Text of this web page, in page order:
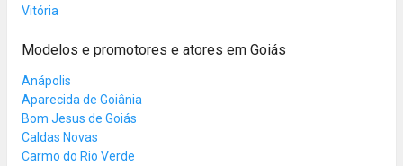
Vitória
Modelos e promotores e atores em Goiás
Anápolis
Aparecida de Goiânia
Bom Jesus de Goiás
Caldas Novas
Carmo do Rio Verde